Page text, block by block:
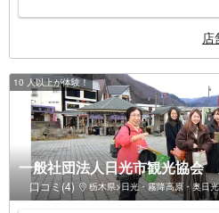
10 人以上が体験！
一般社団法人日光市観光協会
口コミ(4) 栃木県>日光・霧降高原・奥日